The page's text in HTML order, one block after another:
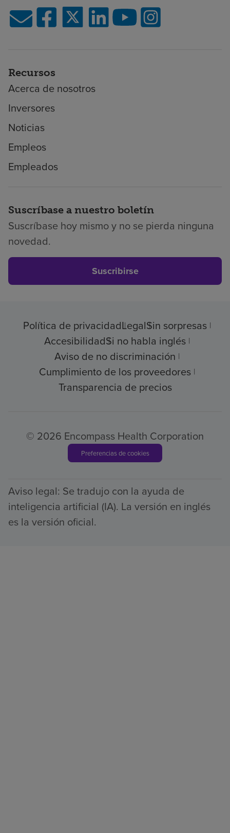
Recursos
Acerca de nosotros
Inversores
Noticias
Empleos
Empleados
Suscríbase a nuestro boletín
Suscríbase hoy mismo y no se pierda ninguna
novedad.
Suscribirse
Política de privacidadLegalSin sorpresas
AccesibilidadSi no habla inglés
Aviso de no discriminación
Cumplimiento de los proveedores
Transparencia de precios
© 2026 Encompass Health Corporation
Preferencias de cookies
Aviso legal: Se tradujo con la ayuda de
inteligencia artificial (IA). La versión en inglés
es la versión oficial.